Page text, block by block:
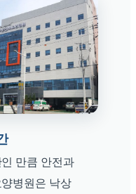
만큼 안전과
병원은 낙상